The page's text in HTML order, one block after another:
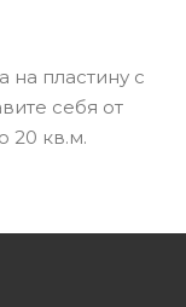
на пластину с
себя от
20 кв.м.